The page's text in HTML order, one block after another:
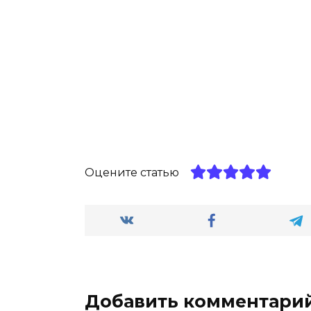
Оцените статью
Добавить